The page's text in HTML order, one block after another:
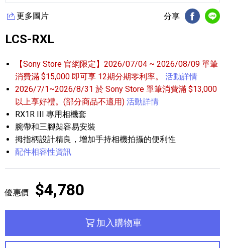
更多圖片 分享
FB分享
LCS-RXL
【Sony Store 官網限定】2026/07/04 ~ 2026/08/09 單筆
消費滿 $15,000 即可享 12期分期零利率。
活動詳情
2026/7/1~2026/8/31 於 Sony Store 單筆消費滿 $13,000
以上享好禮。(部分商品不適用) 活動詳情
RX1R III 專用相機套
腕帶和三腳架容易安裝
拇指柄設計精良，增加手持相機拍攝的便利性
配件相容性資訊
優惠價 $4,780
加入購物車